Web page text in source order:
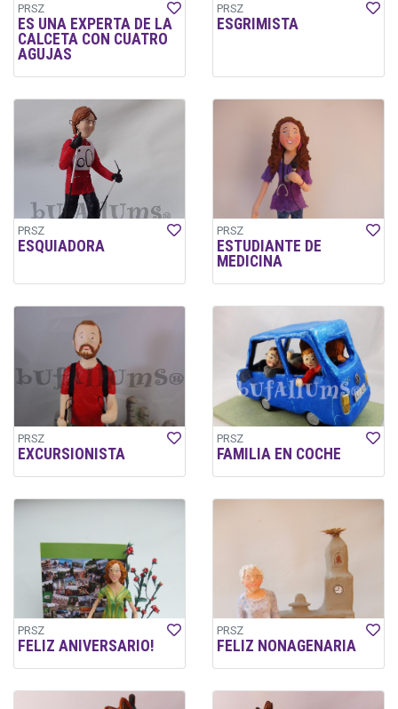
PRSZ
ES UNA EXPERTA DE LA
CALCETA CON CUATRO
AGUJAS
PRSZ
ESGRIMISTA
PRSZ
ESQUIADORA
PRSZ
ESTUDIANTE DE
MEDICINA
PRSZ
EXCURSIONISTA
PRSZ
FAMILIA EN COCHE
PRSZ
FELIZ ANIVERSARIO!
PRSZ
FELIZ NONAGENARIA